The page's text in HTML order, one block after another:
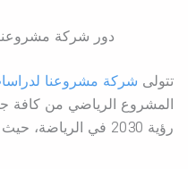
دور شركة
تتولى شركة مشروعنا
المشروع الرياضي من كافة
رؤية 2030 في الرياضة، حيث نقدم دراسة تفصيلية تشمل: